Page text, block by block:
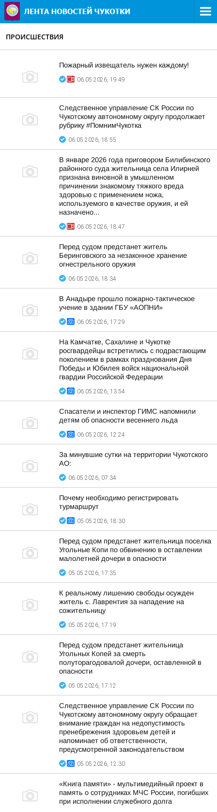
ПРОИСШЕСТВИЯ
Пожарный извещатель нужен каждoму!
06.05.2026, 19:49
Следственное управление СК России по
Чукотскому автономному округу продолжает
рубрику #ПомнимЧукотка
06.05.2026, 18:55
В январе 2026 года приговором Билибинского
районного суда жительница села Илирней
признана виновной в умышленном
причинении знакомому тяжкого вреда
здоровью с применением ножа,
используемого в качестве оружия, и ей
назначено...
06.05.2026, 18:47
Перед судом предстанет житель
Беринговского за незаконное хранение
огнестрельного оружия
06.05.2026, 18:34
В Анадыре прошло пожарно-тактическое
учение в здании ГБУ «АОПНИ»
06.05.2026, 17:29
На Камчатке, Сахалине и Чукотке
росгвардейцы встретились с подрастающим
поколением в рамках празднования Дня
Победы и Юбилея войск национальной
гвардии Российской Федерации
06.05.2026, 13:54
Спасатели и инспектор ГИМС напомнили
детям об опасности весеннего льда
06.05.2026, 12:24
За минувшие сутки на территории Чукотского
АО:
06.05.2026, 07:34
Почему необходимо регистрировать
турмаршрут
05.05.2026, 18:30
Перед судом предстанет жительница поселка
Угольные Копи по обвинению в оставлении
малолетней дочери в опасности
05.05.2026, 17:35
К реальному лишению свободы осужден
житель с. Лаврентия за нападение на
сожительницу
05.05.2026, 17:19
Перед судом предстанет жительница
Угольных Копей за смерть
полуторагодовалой дочери, оставленной в
опасности
05.05.2026, 17:12
Следственное управление СК России по
Чукотскому автономному округу обращает
внимание граждан на недопустимость
пренебрежения здоровьем детей и
напоминает об ответственности,
предусмотренной законодательством
05.05.2026, 12:30
«Книга памяти» - мультимедийный проект в
память o cотрудниках МЧС России, погибших
при исполнении служебного долга